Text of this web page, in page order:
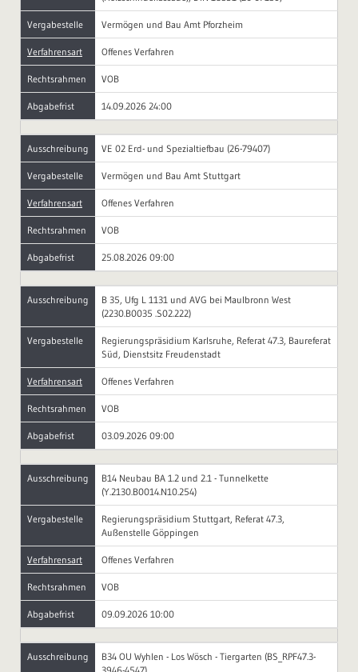
Vergabestelle Vermögen und Bau Amt Pforzheim
Verfahrensart Offenes Verfahren
Rechtsrahmen VOB
Abgabefrist 14.09.2026 24:00
Ausschreibung VE 02 Erd- und Spezialtiefbau (26-79407)
Vergabestelle Vermögen und Bau Amt Stuttgart
Verfahrensart Offenes Verfahren
Rechtsrahmen VOB
Abgabefrist 25.08.2026 09:00
Ausschreibung
B 35, Ufg L 1131 und AVG bei Maulbronn West
(2230.B0035 .S02.222)
Vergabestelle
Regierungspräsidium Karlsruhe, Referat 47.3, Baureferat
Süd, Dienstsitz Freudenstadt
Verfahrensart Offenes Verfahren
Rechtsrahmen VOB
Abgabefrist 03.09.2026 09:00
Ausschreibung
B14 Neubau BA 1.2 und 2.1 - Tunnelkette
(Y.2130.B0014.N10.254)
Vergabestelle
Regierungspräsidium Stuttgart, Referat 47.3,
Außenstelle Göppingen
Verfahrensart Offenes Verfahren
Rechtsrahmen VOB
Abgabefrist 09.09.2026 10:00
Ausschreibung
B34 OU Wyhlen - Los Wösch - Tiergarten (BS_RPF47.3-